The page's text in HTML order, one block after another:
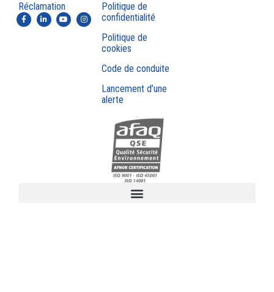
Réclamation
Politique de
confidentialité
Politique de
cookies
Code de conduite
Lancement d’une
alerte